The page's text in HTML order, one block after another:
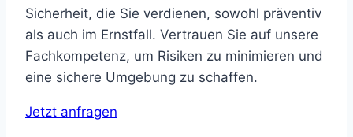
Sicherheit, die Sie verdienen, sowohl präventiv
als auch im Ernstfall. Vertrauen Sie auf unsere
Fachkompetenz, um Risiken zu minimieren und
eine sichere Umgebung zu schaffen.
Jetzt anfragen